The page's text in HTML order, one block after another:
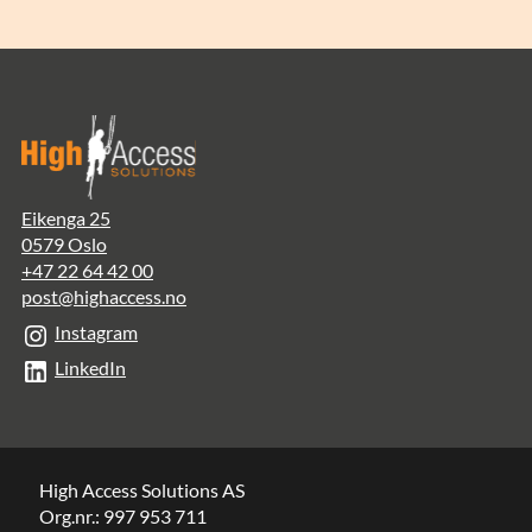
Eikenga 25
0579 Oslo
+47 22 64 42 00
post@highaccess.no
Instagram
LinkedIn
High Access Solutions AS
Org.nr.: 997 953 711